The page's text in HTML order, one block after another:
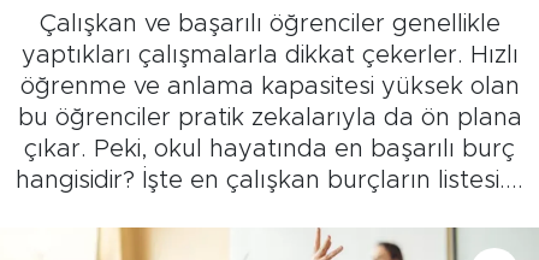
Çalışkan ve başarılı öğrenciler genellikle
yaptıkları çalışmalarla dikkat çekerler. Hızlı
öğrenme ve anlama kapasitesi yüksek olan
bu öğrenciler pratik zekalarıyla da ön plana
çıkar. Peki, okul hayatında en başarılı burç
hangisidir? İşte en çalışkan burçların listesi....
Sağlık
Kültür Sanat
Tarihçe
Resmi İlanlar
Son Dakika Haberleri
Haber Arşivi